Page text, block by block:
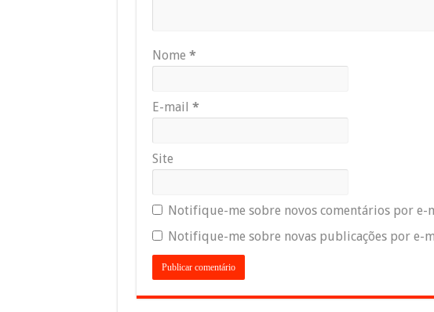
Nome *
E-mail *
Site
Notifique-me sobre novos comentários por e-
Notifique-me sobre novas publicações por e-